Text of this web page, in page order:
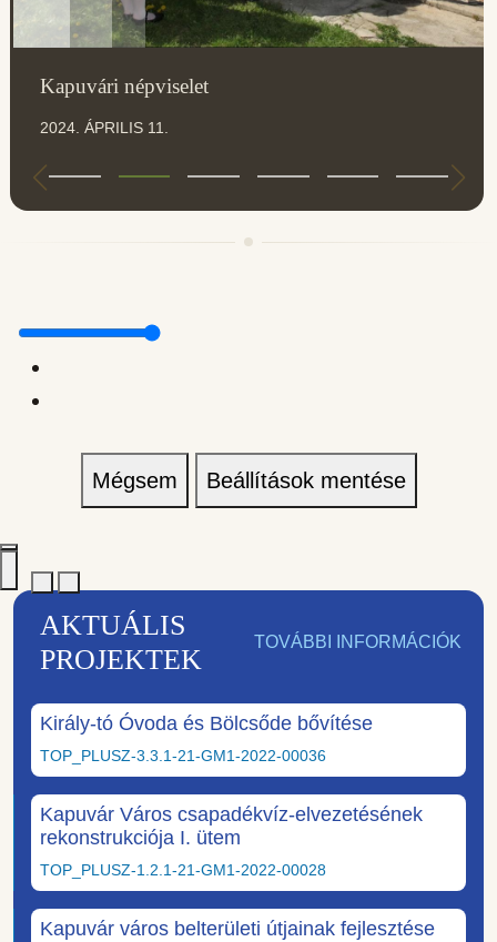
Kapuvári népviselet
2024. ÁPRILIS 11.
Mégsem Beállítások mentése
AKTUÁLIS
PROJEKTEK
TOVÁBBI INFORMÁCIÓK
Király-tó Óvoda és Bölcsőde bővítése
TOP_PLUSZ-3.3.1-21-GM1-2022-00036
Kapuvár Város csapadékvíz-elvezetésének
rekonstrukciója I. ütem
TOP_PLUSZ-1.2.1-21-GM1-2022-00028
Kapuvár város belterületi útjainak fejlesztése